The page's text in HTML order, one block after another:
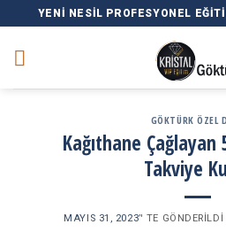
to
content
YENI NESIL PROFESYONEL
GÖKTÜRK ÖZEL
Kağıthane Çağlayan
Takviye
MAYIS 31, 2023’' TE GÖNDERILDI